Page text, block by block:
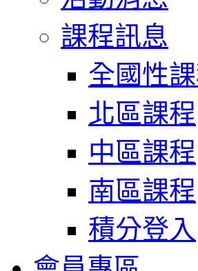
課程訊息
全國性
北區課程
中區課程
南區課程
積分登入